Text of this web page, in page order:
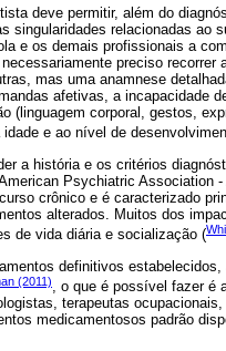
deve permitir, além do
relacionadas ao
e os demais profissionais a
preciso
mas uma anamnese
afetivas, a incapacidade
(linguagem corporal, gestos,
e ao nível de
a história e os critérios
Psychiatric Association -
crônico e é caracterizado
alterados. Muitos dos
de vida diária e socialização (
definitivos
(2011)
, o que é possível fazer é
terapeutas
medicamentosos padrão